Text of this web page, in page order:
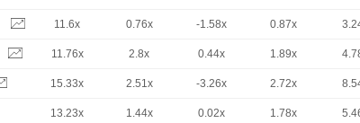
11.6x 0.76x -1.58x 0.87x
11.76x 2.8x 0.44x 1.89x
15.33x 2.51x -3.26x 2.72x
13.23x 1.44x 0.02x 1.78x